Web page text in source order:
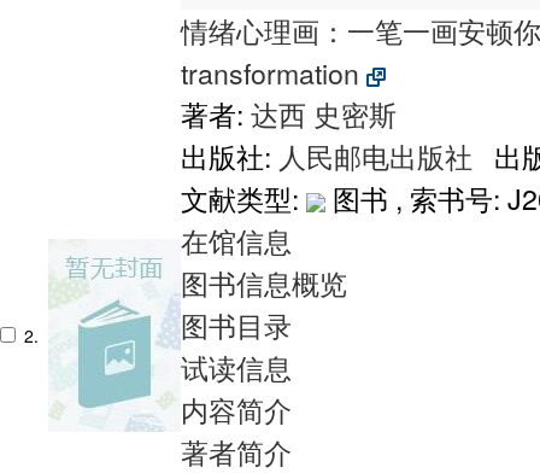
2.
情绪心理画：一笔一画安顿
transformation
著者: 达西 史密斯
出版社: 人民邮电出版社 出
文献类型:
图书 , 索书号:
在馆信息
图书信息概览
图书目录
试读信息
内容简介
著者简介